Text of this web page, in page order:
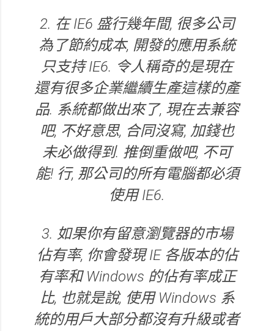
2. 在 IE6 盛行幾年間, 很多公司
為了節約成本, 開發的應用系統
只支持 IE6. 令人稱奇的是現在
還有很多企業繼續生產這樣的產
品. 系統都做出來了, 現在去兼容
吧, 不好意思, 合同沒寫, 加錢也
未必做得到. 推倒重做吧, 不可
能! 行, 那公司的所有電腦都必須
使用 IE6.
3. 如果你有留意瀏覽器的市場
佔有率, 你會發現 IE 各版本的佔
有率和 Windows 的佔有率成正
比, 也就是說, 使用 Windows 系
統的用戶大部分都沒有升級或者